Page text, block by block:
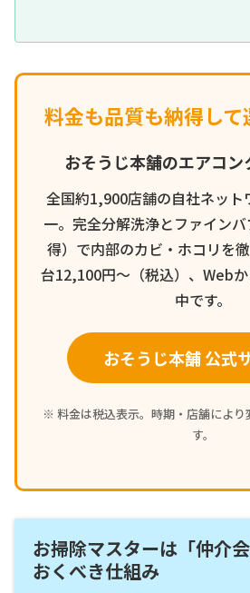
料金も品質も納得して
おそうじ本舗のエアコ
全国約1,900店舗の自社ネット
一。完全分解洗浄とファイン
得）で内部のカビ・ホコリを
台12,100円〜（税込）、Web
中です。
おそうじ本舗 公式
※ 料金は税込表示。時期・店舗により
す。
お掃除マスターは「仲介
おくべき仕組み